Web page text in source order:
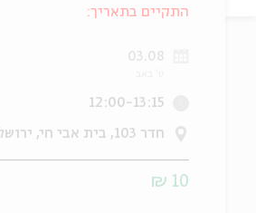
התקיים בתאריך:
03.08
12:00-13:15
חדר 103, בית אבי חי, ירושלים
10 ₪